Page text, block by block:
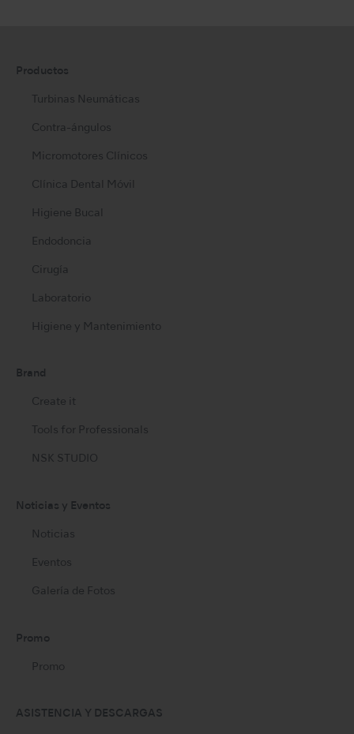
Productos
Turbinas Neumáticas
Contra-ángulos
Micromotores Clínicos
Clínica Dental Móvil
Higiene Bucal
Endodoncia
Cirugía
Laboratorio
Higiene y Mantenimiento
Brand
Create it
Tools for Professionals
NSK STUDIO
Noticias y Eventos
Noticias
Eventos
Galería de Fotos
Promo
Promo
ASISTENCIA Y DESCARGAS